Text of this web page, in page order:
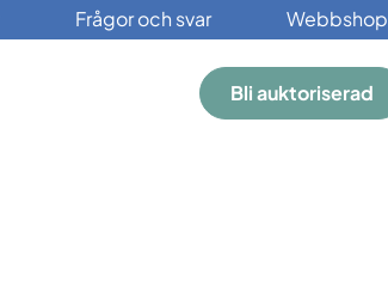
Frågor och svar Webbshop
Bli auktoriserad